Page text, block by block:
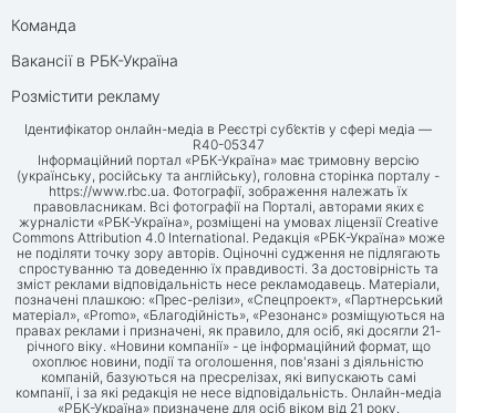
Команда
Вакансії в РБК-Україна
Розмістити рекламу
Ідентифікатор онлайн-медіа в Реєстрі суб’єктів у сфері медіа —
R40-05347
Інформаційний портал «РБК-Україна» має тримовну версію
(українську, російську та англійську), головна сторінка порталу -
https://www.rbc.ua. Фотографії, зображення належать їх
правовласникам. Всі фотографії на Порталі, авторами яких є
журналісти «РБК-Україна», розміщені на умовах ліцензії Creative
Commons Attribution 4.0 International. Редакція «РБК-Україна» може
не поділяти точку зору авторів. Оціночні судження не підлягають
спростуванню та доведенню їх правдивості. За достовірність та
зміст реклами відповідальність несе рекламодавець. Матеріали,
позначені плашкою: «Прес-релізи», «Спецпроект», «Партнерський
матеріал», «Promo», «Благодійність», «Резонанс» розміщуються на
правах реклами і призначені, як правило, для осіб, які досягли 21-
річного віку. «Новини компанії» - це інформаційний формат, що
охоплює новини, події та оголошення, пов'язані з діяльністю
компаній, базуються на пресрелізах, які випускають самі
компанії, і за які редакція не несе відповідальність. Онлайн-медіа
«РБК-Україна» призначене для осіб віком від 21 року.